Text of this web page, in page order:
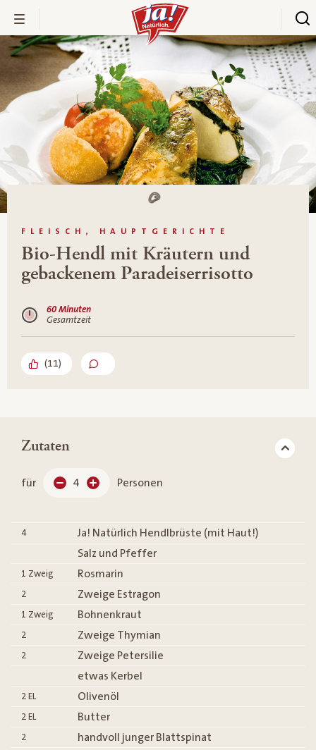
FLEISCH, HAUPTGERICHTE
Bio-Hendl mit Kräutern und
gebackenem Paradeiserrisotto
60 Minuten
Gesamtzeit
(11)
Zutaten
für 4 Personen
4
Ja! Natürlich Hendlbrüste (mit Haut!)
Salz und Pfeffer
1 Zweig Rosmarin
2 Zweige Estragon
1 Zweig Bohnenkraut
2 Zweige Thymian
2
Zweige Petersilie
etwas Kerbel
2 EL Olivenöl
2 EL Butter
2
handvoll junger Blattspinat